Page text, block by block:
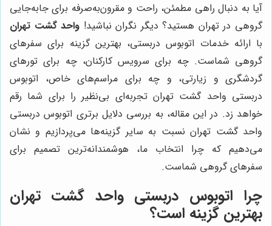
آیا به دنبال راهی مطمئن، راحت و مقرون‌به‌صرفه برای جابه‌جایی
گروهی در تهران هستید؟ دیگر نگران نباشید! واحد گشت تهران
با ارائه خدمات اتوبوس دربستی، بهترین گزینه برای سفرهای
گروهی شماست. چه برای سرویس کارکنان، چه برای تورهای
گردشگری و زیارتی، و چه برای مراسم‌های خاص، اتوبوس
دربستی واحد گشت تهران تجربه‌ای بی‌نظیر را برای شما رقم
خواهد زد. در این مقاله، به بررسی دلایل برتری اتوبوس دربستی
واحد گشت تهران نسبت به سایر گزینه‌ها می‌پردازیم و نشان
می‌دهیم که چرا انتخاب ما، هوشمندانه‌ترین تصمیم برای
سفرهای گروهی شماست.
چرا اتوبوس دربستی واحد گشت تهران
بهترین گزینه است؟